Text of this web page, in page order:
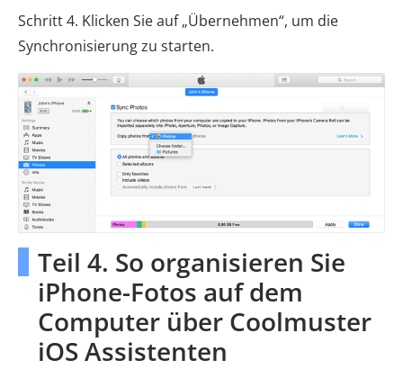
Schritt 4. Klicken Sie auf „Übernehmen“, um die
Synchronisierung zu starten.
Teil 4. So organisieren Sie
iPhone-Fotos auf dem
Computer über Coolmuster
iOS Assistenten